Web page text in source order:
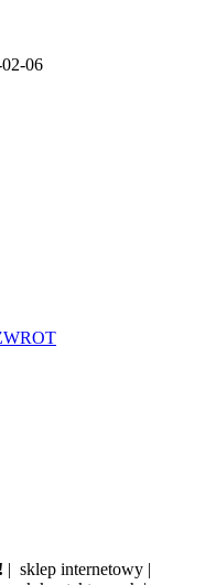
06
| sklep internetowy |